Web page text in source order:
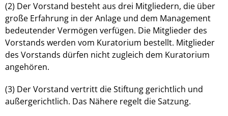
(2) Der Vorstand besteht aus drei Mitgliedern, die über
große Erfahrung in der Anlage und dem Management
bedeutender Vermögen verfügen. Die Mitglieder des
Vorstands werden vom Kuratorium bestellt. Mitglieder
des Vorstands dürfen nicht zugleich dem Kuratorium
angehören.
(3) Der Vorstand vertritt die Stiftung gerichtlich und
außergerichtlich. Das Nähere regelt die Satzung.